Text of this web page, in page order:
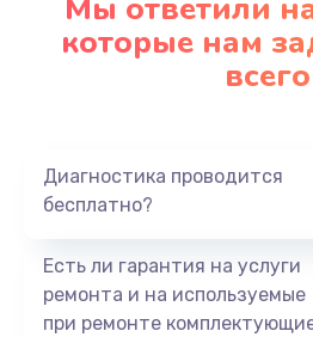
1290
Заказать
890 руб.
Замена
990 руб.
Мы ответили
которые нам
всего
Диагностика проводится
бесплатно?
Есть ли гарантия на услуги
ремонта и на используемые
при ремонте